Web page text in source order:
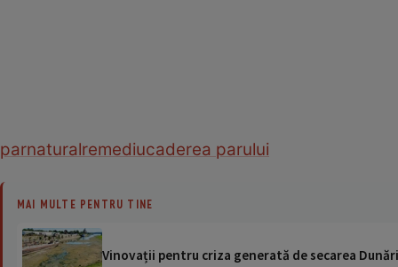
parnaturalremediucaderea parului
MAI MULTE PENTRU TINE
Vinovații pentru criza generată de secarea